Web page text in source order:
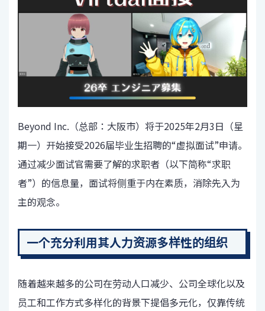
Beyond Inc.（总部：大阪市）将于2025年2月3日（星
期一）开始接受2026届毕业生招聘的“虚拟面试”申请。
通过减少面试官需要了解的求职者（以下简称“求职
者”）的信息量，面试将侧重于内在素质，消除先入为
主的观念。
一个充分利用其人力资源多样性的组织
随着越来越多的公司在劳动人口减少、公司全球化以及
员工和工作方式多样化的背景下提倡多元化，仅靠传统